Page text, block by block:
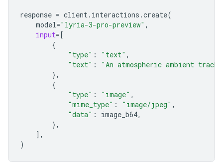
response = client. interactions .create(
model="lyria-3-pro-preview" ,
input=[
{
"type" : "text" ,
"text" :
"An atmospheric ambient
},
{
"type" : "image" ,
"mime_type" : "image/jpeg" ,
"data" : image_b64,
},
],
)